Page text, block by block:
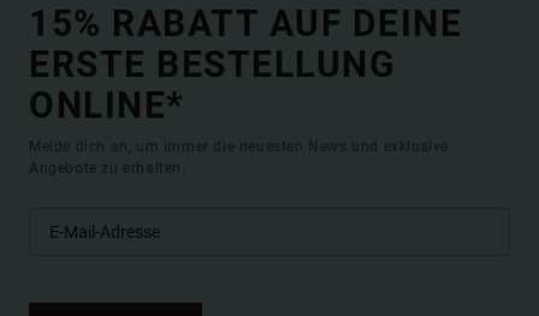
15% RABATT AUF DEINE
ERSTE BESTELLUNG
ONLINE*
Melde dich an, um immer die neuesten News und exklusive
Angebote zu erhalten.